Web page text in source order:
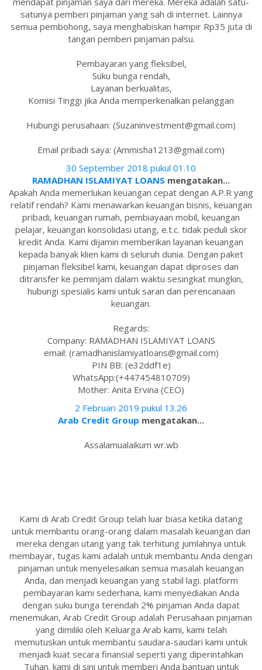
satunya pemberi pinjaman yang sah di internet. Lainnya
semua pembohong, saya menghabiskan hampir Rp35 juta di
tangan pemberi pinjaman palsu.
Pembayaran yang fleksibel,
Suku bunga rendah,
Layanan berkualitas,
Komisi Tinggi jika Anda memperkenalkan pelanggan
Hubungi perusahaan: (Suzaninvestment@gmail.com)
Email pribadi saya: (Ammisha1213@gmail.com)
30 September 2018 pukul 01.10
RAMADHAN ISLAMIYAT LOANS mengatakan...
Apakah Anda memerlukan keuangan cepat dengan A.P.R yang
relatif rendah? Kami menawarkan keuangan bisnis, keuangan
pribadi, keuangan rumah, pembiayaan mobil, keuangan
pelajar, keuangan konsolidasi utang, e.t.c. tidak peduli skor
kredit Anda. Kami dijamin memberikan layanan keuangan
kepada banyak klien kami di seluruh dunia. Dengan paket
pinjaman fleksibel kami, keuangan dapat diproses dan
ditransfer ke peminjam dalam waktu sesingkat mungkin,
hubungi spesialis kami untuk saran dan perencanaan
keuangan.
Regards:
Company: RAMADHAN ISLAMIYAT LOANS
email: (ramadhanislamiyatloans@gmail.com)
PIN BB: (e32ddf1e)
WhatsApp:(+447454810709)
Mother: Anita Ervina (CEO)
2 Februari 2019 pukul 13.26
Arab Credit Group mengatakan...
Assalamualaikum wr.wb
Kami di Arab Credit Group telah luar biasa ketika datang
untuk membantu orang-orang dalam masalah keuangan dan
mereka dengan utang yang tak terhitung jumlahnya untuk
membayar, tugas kami adalah untuk membantu Anda dengan
pinjaman untuk menyelesaikan semua masalah keuangan
Anda, dan menjadi keuangan yang stabil lagi. platform
pembayaran kami sederhana, kami menyediakan Anda
dengan suku bunga terendah 2% pinjaman Anda dapat
menemukan, Arab Credit Group adalah Perusahaan pinjaman
yang dimiliki oleh Keluarga Arab kami, kami telah
memutuskan untuk membantu saudara-saudari kami untuk
menjadi kuat secara finansial seperti yang diperintahkan
Tuhan. kami di sini untuk memberi Anda bantuan untuk